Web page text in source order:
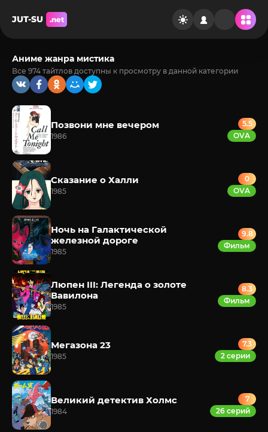
JUT-SU .net
Аниме жанра мистика
Все 974 тайтлов доступны к просмотру в данной категории
Позвони мне вечером
1986
5.5
OVA
Сказание о Халли
1985
0
OVA
Ночь на Галактической
железной дороге
1985
9.8
Фильм
Люпен III: Легенда о золоте
Вавилона
1985
8.3
Фильм
Мегазона 23
1985
7.3
2 серии
Великий детектив Холмс
1984
7
26 серий